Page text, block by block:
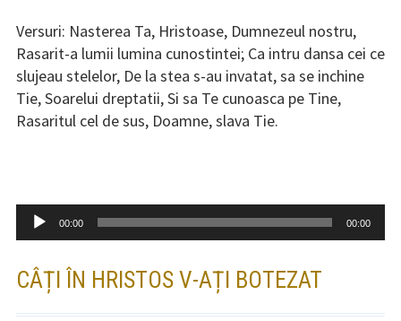
Versuri: Nasterea Ta, Hristoase, Dumnezeul nostru,
Rasarit-a lumii lumina cunostintei; Ca intru dansa cei ce
slujeau stelelor, De la stea s-au invatat, sa se inchine
Tie, Soarelui dreptatii, Si sa Te cunoasca pe Tine,
Rasaritul cel de sus, Doamne, slava Tie.
Player
audio
00:00 00:00
CÂȚI ÎN HRISTOS V-AȚI BOTEZAT